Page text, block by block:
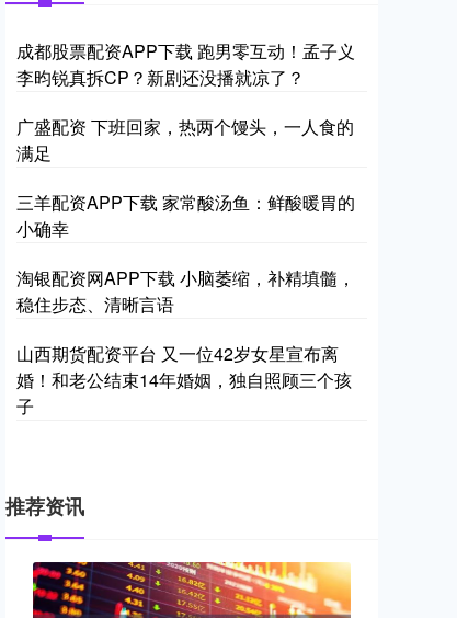
成都股票配资APP下载 跑男零互动！孟子义
李昀锐真拆CP？新剧还没播就凉了？
广盛配资 下班回家，热两个馒头，一人食的
满足
三羊配资APP下载 家常酸汤鱼：鲜酸暖胃的
小确幸
淘银配资网APP下载 小脑萎缩，补精填髓，
稳住步态、清晰言语
山西期货配资平台 又一位42岁女星宣布离
婚！和老公结束14年婚姻，独自照顾三个孩
子
推荐资讯